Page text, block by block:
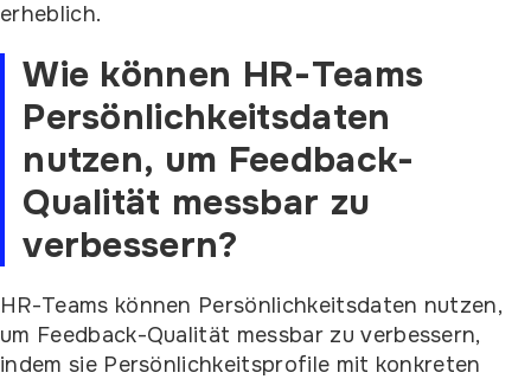
erheblich.
Wie können HR-Teams
Persönlichkeitsdaten
nutzen, um Feedback-
Qualität messbar zu
verbessern?
HR-Teams können Persönlichkeitsdaten nutzen,
um Feedback-Qualität messbar zu verbessern,
indem sie Persönlichkeitsprofile mit konkreten